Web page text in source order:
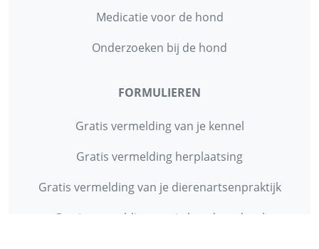
Medicatie voor de hond
Onderzoeken bij de hond
FORMULIEREN
Gratis vermelding van je kennel
Gratis vermelding herplaatsing
Gratis vermelding van je dierenartsenpraktijk
Gratis vermelding van je hondenschool